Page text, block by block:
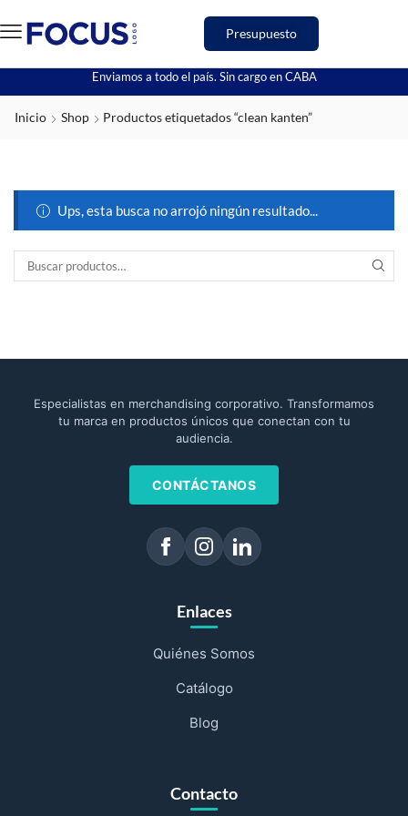
Presupuesto
Enviamos a todo el país. Sin cargo en CABA
Inicio Shop Productos etiquetados “clean kanten”
Ups, esta busca no arrojó ningún resultado...
Especialistas en merchandising corporativo. Transformamos
tu marca en productos únicos que conectan con tu
audiencia.
CONTÁCTANOS
Enlaces
Quiénes Somos
Catálogo
Blog
Contacto